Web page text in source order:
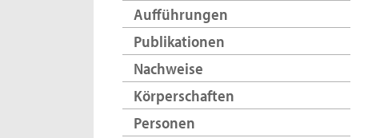
Aufführungen
Publikationen
Nachweise
Körperschaften
Personen